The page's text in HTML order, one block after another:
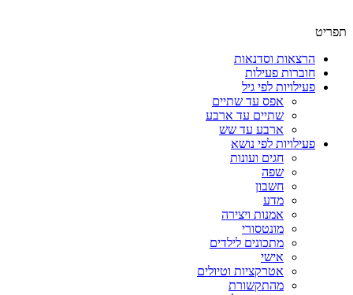
תפריט
הרצאות וסדנאות
חוברות פעילות
פעילויות לפי גיל
אפס עד שתיים
שתיים עד ארבע
ארבע עד שש
פעילויות לפי נושא
חגים ועונות
שפה
חשבון
מדע
אמנות ויצירה
מונטסורי
מתכונים לילדים
אישי
אטרקציות וטיולים
מהתקשורת